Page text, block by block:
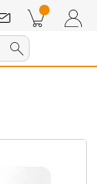
Nákupní Košík